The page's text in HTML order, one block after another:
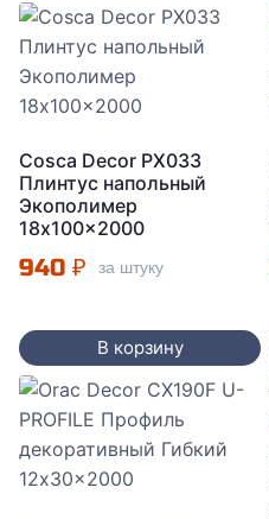
Cosca Decor PX033
Плинтус напольный
Экополимер
18x100x2000
940 ₽ за штуку
В корзину